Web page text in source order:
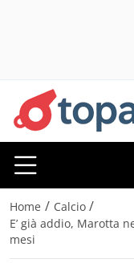
Home / Calcio /
E’ già addio, Marotta
mesi